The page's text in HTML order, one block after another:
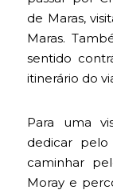
de Maras,
Maras.
sentido
itinerário do
Para uma
dedicar
caminhar
Moray e